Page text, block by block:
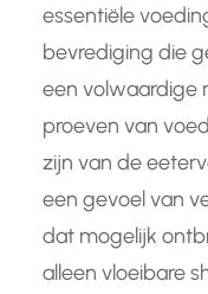
essentiële
bevrediging die
een volwaardige
proeven van
zijn van de
een gevoel van
dat mogelijk
alleen vloeibare